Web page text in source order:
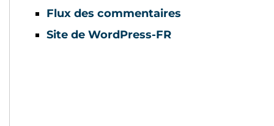
Flux des commentaires
Site de WordPress-FR